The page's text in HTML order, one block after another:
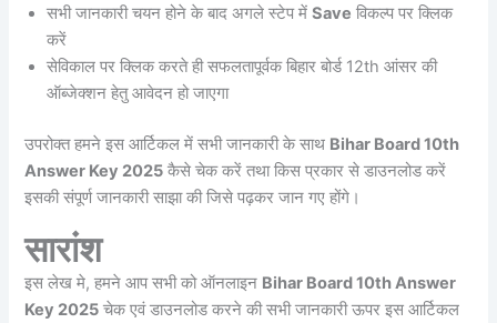
सभी जानकारी चयन होने के बाद अगले स्टेप मेंSave विकल्प पर क्लिक
करें
सेविकाल पर क्लिक करते ही सफलतापूर्वक बिहार बोर्ड 12th आंसर की
ऑब्जेक्शन हेतु आवेदन हो जाएगा
उपरोक्त हमने इस आर्टिकल में सभी जानकारी के साथ Bihar Board 10th
Answer Key 2025 कैसे चेक करें तथा किस प्रकार से डाउनलोड करें
इसकी संपूर्ण जानकारी साझा की जिसे पढ़कर जान गए होंगे।
सारांश
इस लेख मे, हमने आप सभी को ऑनलाइन Bihar Board 10th Answer
Key 2025 चेक एवं डाउनलोड करने की सभी जानकारी ऊपर इस आर्टिकल